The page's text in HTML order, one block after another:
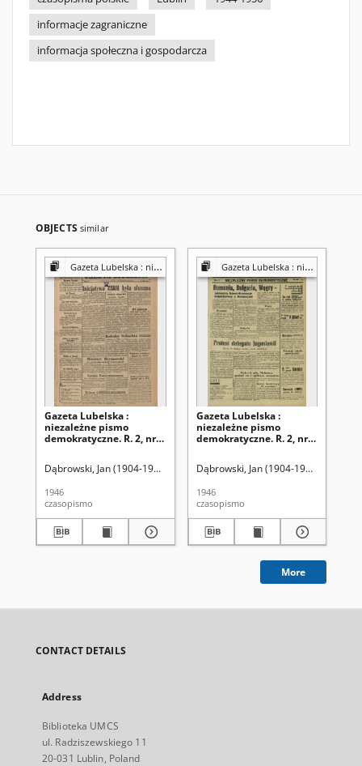
informacje zagraniczne
informacja społeczna i gospodarcza
OBJECTS similar
Gazeta Lubelska : niezależny organ demokratyczny
Gazeta Lubelska :
niezależne pismo
demokratyczne. R. 2, nr
Dąbrowski, Jan (1904-1964). Red
1946
czasopismo
Gazeta Lubelska : niezależny organ demokratyczny
Gazeta Lubelska :
niezależne pismo
demokratyczne. R. 2, nr
Dąbrowski, Jan (1904-1964). Red
1946
czasopismo
More
CONTACT DETAILS
Address
Biblioteka UMCS
ul. Radziszewskiego 11
20-031 Lublin, Poland